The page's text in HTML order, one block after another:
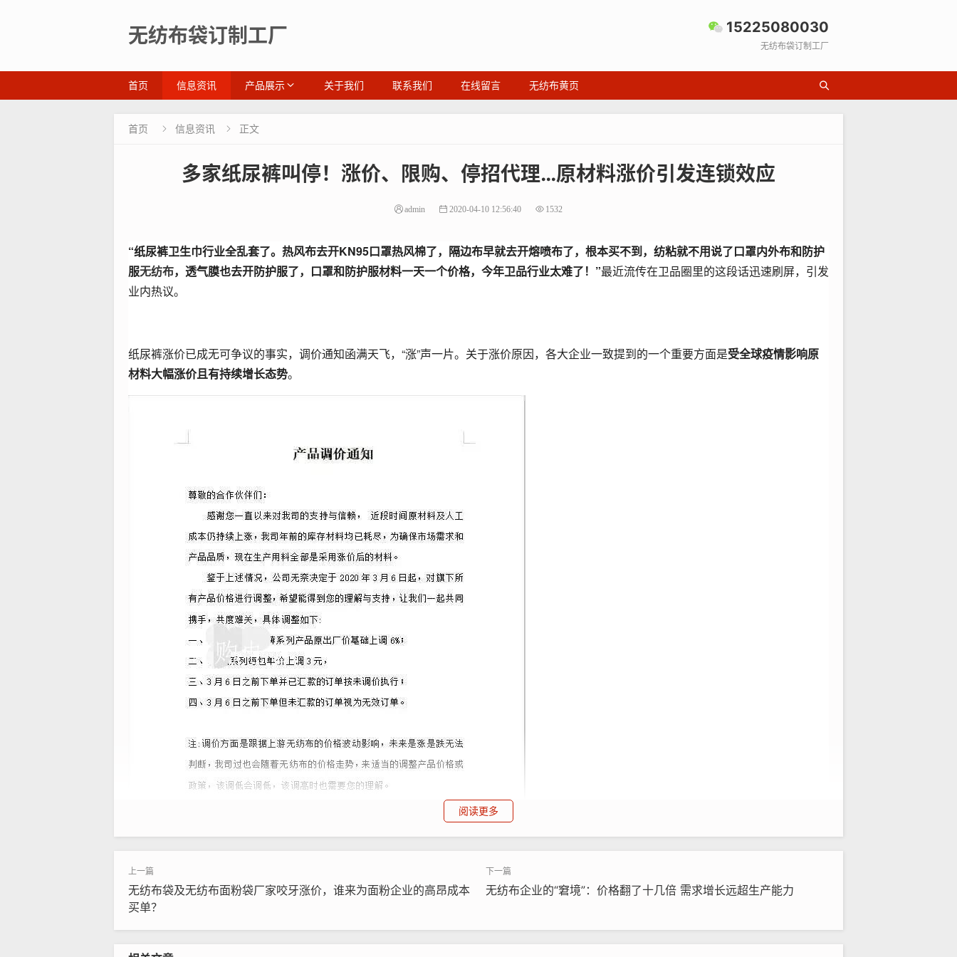
无纺布袋订制工厂 15225080030
无纺布袋订制工厂
首页 信息资讯 产品展示 关于我们 联系我们 在线留言 无纺布黄页
首页  信息资讯  正文
多家纸尿裤叫停！涨价、限购、停招代理…原材料涨价引发连锁效应
admin 2020-04-10 12:56:40 1532
“纸尿裤卫生巾行业全乱套了。热风布去开KN95口罩热风棉了，隔边布早就去开熔喷布了，根本买不到， 纺粘就不用说了口罩内外布和防护
服无纺布，透气膜也去开防护服了，口罩和防护服材料一天一个价格，今年卫品行业太难了！”最近流传在卫品圈里的这段话迅速刷屏，引发
业内热议。
纸尿裤涨价已成无可争议的事实，调价通知函满天飞，“涨”声一片。关于涨价原因，各大企业一致提到的一个重要方面是受全球疫情影响原
材料大幅涨价且有持续增长态势。
阅读更多
无纺布袋及无纺布面粉袋厂家咬牙涨价，谁来为面粉企业的高昂成本
买单？
无纺布企业的“窘境”：价格翻了十几倍 需求增长远超生产能力